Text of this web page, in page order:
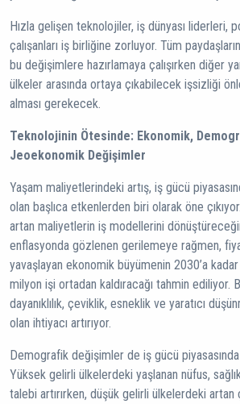
Hızla gelişen teknolojiler, iş dünyası liderleri,
çalışanları iş birliğine zorluyor. Tüm
bu değişimlere hazırlamaya çalışırken diğer
ülkeler arasında ortaya çıkabilecek işsizliği
alması gerekecek.
Teknolojinin Ötesinde: Ekonomik,
Jeoekonomik Değişimler
Yaşam maliyetlerindeki artış, iş gücü
olan başlıca etkenlerden biri olarak öne
artan maliyetlerin iş modellerini
enflasyonda gözlenen gerilemeye rağmen,
yavaşlayan ekonomik büyümenin 2030’a
milyon işi ortadan kaldıracağı tahmin ediliyor.
dayanıklılık, çeviklik, esneklik ve yaratıcı
olan ihtiyacı artırıyor.
Demografik değişimler de iş gücü
Yüksek gelirli ülkelerdeki yaşlanan nüfus,
talebi artırırken, düşük gelirli ülkelerdeki artan